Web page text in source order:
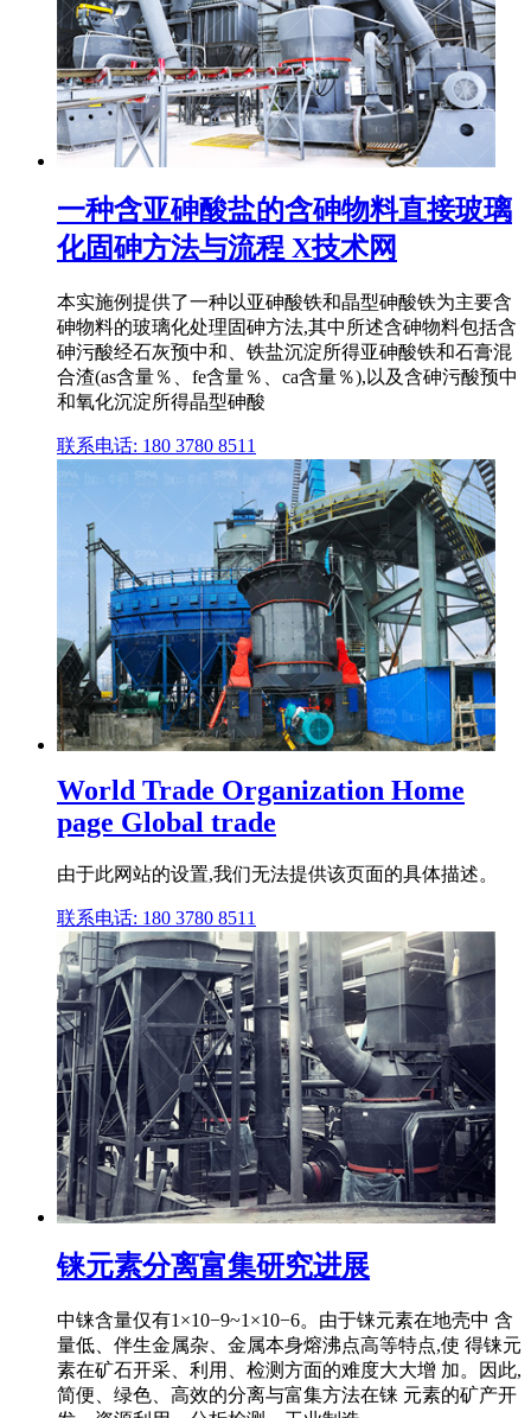
一种含亚砷酸盐的含砷物料直接玻璃
化固砷方法与流程 X技术网
本实施例提供了一种以亚砷酸铁和晶型砷酸铁为主要含
砷物料的玻璃化处理固砷方法,其中所述含砷物料包括含
砷污酸经石灰预中和、铁盐沉淀所得亚砷酸铁和石膏混
合渣(as含量％、fe含量％、ca含量％),以及含砷污酸预中
和氧化沉淀所得晶型砷酸
联系电话: 180 3780 8511
World Trade Organization Home
page Global trade
由于此网站的设置,我们无法提供该页面的具体描述。
联系电话: 180 3780 8511
铼元素分离富集研究进展
中铼含量仅有1×10−9~1×10−6。由于铼元素在地壳中 含
量低、伴生金属杂、金属本身熔沸点高等特点,使 得铼元
素在矿石开采、利用、检测方面的难度大大增 加。因此,
简便、绿色、高效的分离与富集方法在铼 元素的矿产开